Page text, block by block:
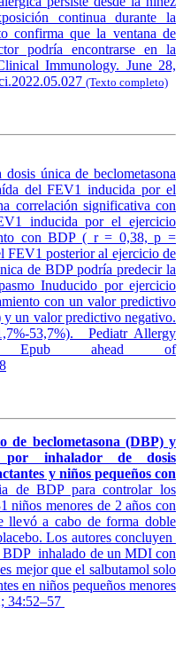
continua durante la
confirma que la ventana de
podría encontrarse en la
Immunology. June 28,
(Texto completo)
dosis única de beclometasona
del FEV1 inducida por el
correlación significativa con
inducida por el ejercicio
con BDP ( r = 0,38, p =
FEV1 posterior al ejercicio de
de BDP podría predecir la
Inuducido por ejercicio
con un valor predictivo
un valor predictivo negativo.
53,7%). Pediatr Allergy
Epub ahead of
de beclometasona (DBP) y
por inhalador de dosis
y niños pequeños con
de BDP para controlar los
niños menores de 2 años con
llevó a cabo de forma doble
Los autores concluyen
BDP inhalado de un MDI con
mejor que el salbutamol solo
en niños pequeños menores
34:52–57